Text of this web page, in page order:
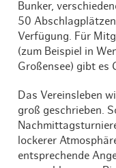
Bunker,
50
Verfügung. Für
(zum Beispiel in
Großensee) gibt es
Das Vereinsleben
groß geschrieben.
lockerer
entsprechende